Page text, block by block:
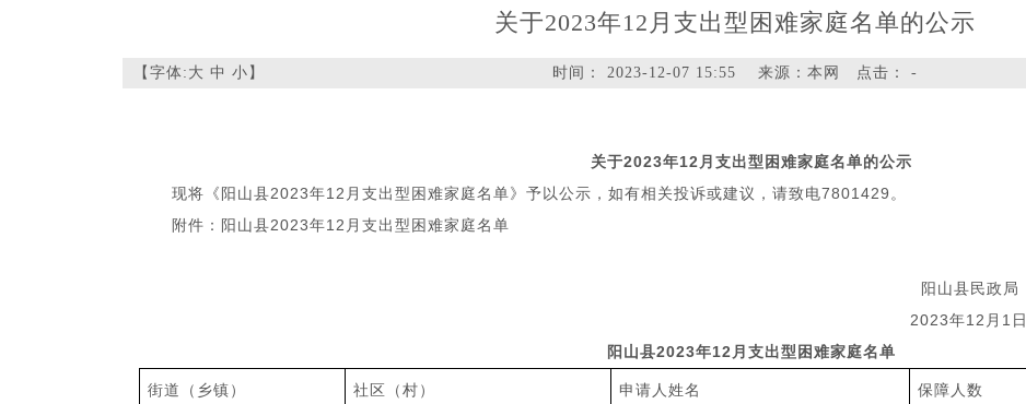
关于2023年12月支出型困难家庭名单的公示
时间： 2023-12-07 15:55 来源：本网 点击： -
【字体: 大 中 小 】
关于2023年12月支出型困难家庭名单的公示
现将《阳山县2023年12月支出型困难家庭名单》予以公示，如有相关投诉或建议，请致电7801429。
附件：阳山县2023年12月支出型困难家庭名单
阳山县民政局
2023年12月1日
阳山县2023年12 月 支出型困难家庭名单
街道（乡镇） 社区（村） 申请人姓名 保障人数